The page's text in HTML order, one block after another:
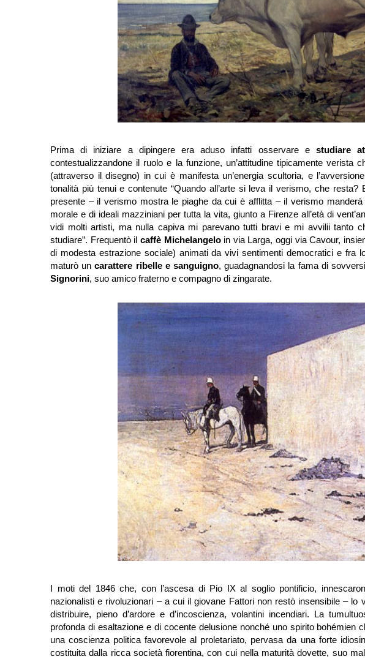
Prima di iniziare a dipingere era aduso infatti osservare e studiare
contestualizzandone il ruolo e la funzione, un’attitudine tipicamente verista
(attraverso il disegno) in cui è manifesta un’energia scultoria, e
tonalità più tenui e contenute “Quando all’arte si leva il verismo, che
presente – il verismo mostra le piaghe da cui è afflitta – il verismo
morale e di ideali mazziniani per tutta la vita, giunto a Firenze all’età di
vidi molti artisti, ma nulla capiva mi parevano tutti bravi e mi avvilii tanto
studiare”. Frequentò il caffè Michelangeloin via Larga, oggi via Cavour,
di modesta estrazione sociale) animati da vivi sentimenti democratici e fra
maturò uncarattere ribelle e sanguigno, guadagnandosi la fama di
Signorini, suo amico fraterno e compagno di zingarate.
I moti del 1846 che, con l’ascesa di Pio IX al soglio pontificio,
nazionalisti e rivoluzionari – a cui il giovane Fattori non restò insensibile – lo
distribuire, pieno d’ardore e d’incoscienza, volantini incendiari. La
profonda di esaltazione e di cocente delusione nonché uno spirito bohémien
una coscienza politica favorevole al proletariato, pervasa da una forte
costituita dalla ricca società fiorentina, con cui nella maturità dovette, suo